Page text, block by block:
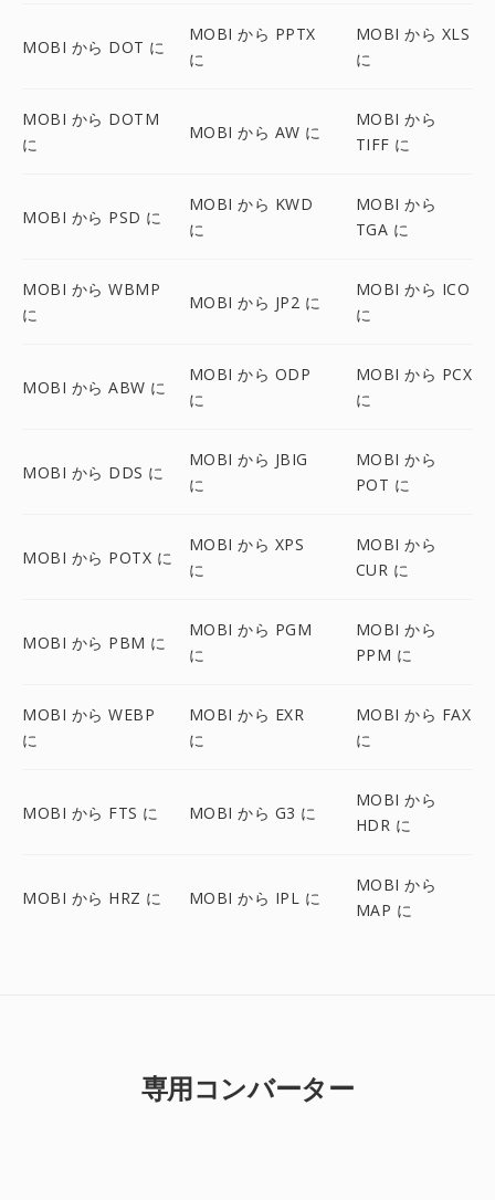
MOBI から DOT に
MOBI から PPTX
に
MOBI から XLS
に
MOBI から DOTM
に
MOBI から AW に
MOBI から
TIFF に
MOBI から PSD に
MOBI から KWD
に
MOBI から
TGA に
MOBI から WBMP
に
MOBI から JP2 に
MOBI から ICO
に
MOBI から ABW に
MOBI から ODP
に
MOBI から PCX
に
MOBI から DDS に
MOBI から JBIG
に
MOBI から
POT に
MOBI から POTX に
MOBI から XPS
に
MOBI から
CUR に
MOBI から PBM に
MOBI から PGM
に
MOBI から
PPM に
MOBI から WEBP
に
MOBI から EXR
に
MOBI から FAX
に
MOBI から FTS に MOBI から G3 に
MOBI から
HDR に
MOBI から HRZ に MOBI から IPL に
MOBI から
MAP に
専用コンバーター